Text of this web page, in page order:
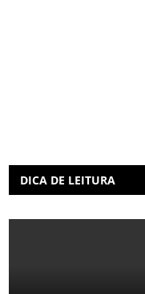
DICA DE LEITURA